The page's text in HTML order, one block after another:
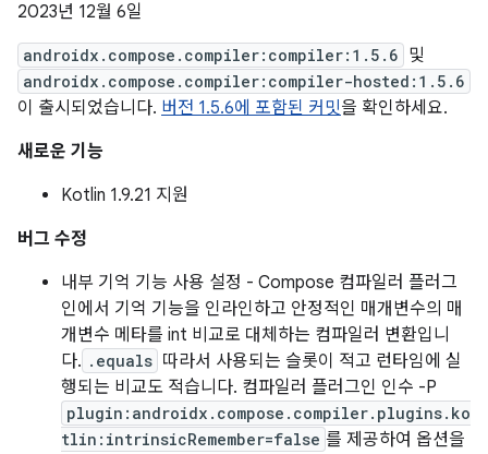
2023년 12월 6일
androidx.compose.compiler:compiler:1.5.6 및
androidx.compose.compiler:compiler-hosted:1.5.6
이 출시되었습니다. 버전 1.5.6에 포함된 커밋을 확인하세요.
새로운 기능
Kotlin 1.9.21 지원
버그 수정
내부 기억 기능 사용 설정 - Compose 컴파일러 플러그
인에서 기억 기능을 인라인하고 안정적인 매개변수의 매
개변수 메타를 int 비교로 대체하는 컴파일러 변환입니
다. .equals 따라서 사용되는 슬롯이 적고 런타임에 실
행되는 비교도 적습니다. 컴파일러 플러그인 인수 -P
plugin:androidx.compose.compiler.plugins.ko
tlin:intrinsicRemember=false 를 제공하여 옵션을